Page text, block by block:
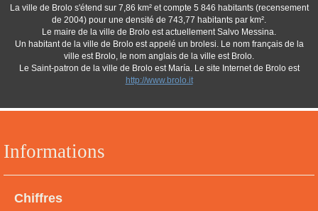
Informations
Chiffres
La ville de Brolo s'étend sur 7,86 km² et compte 5 846 habitants (recensement
de 2004) pour une densité de 743,77 habitants par km².
Le maire de la ville de Brolo est actuellement Salvo Messina.
Un habitant de la ville de Brolo est appelé un brolesi. Le nom français de la
ville est Brolo, le nom anglais de la ville est Brolo.
Le Saint-patron de la ville de Brolo est María. Le site Internet de Brolo est
http://www.brolo.it